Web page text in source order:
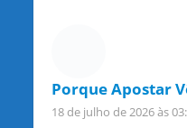
Porque Apostar
18 de julho de 2026 às